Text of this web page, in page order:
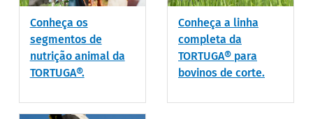
Conheça os
segmentos de
nutrição animal da
TORTUGA®.
Conheça a linha
completa da
TORTUGA® para
bovinos de corte.